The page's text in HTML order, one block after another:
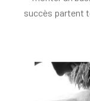
succès partent